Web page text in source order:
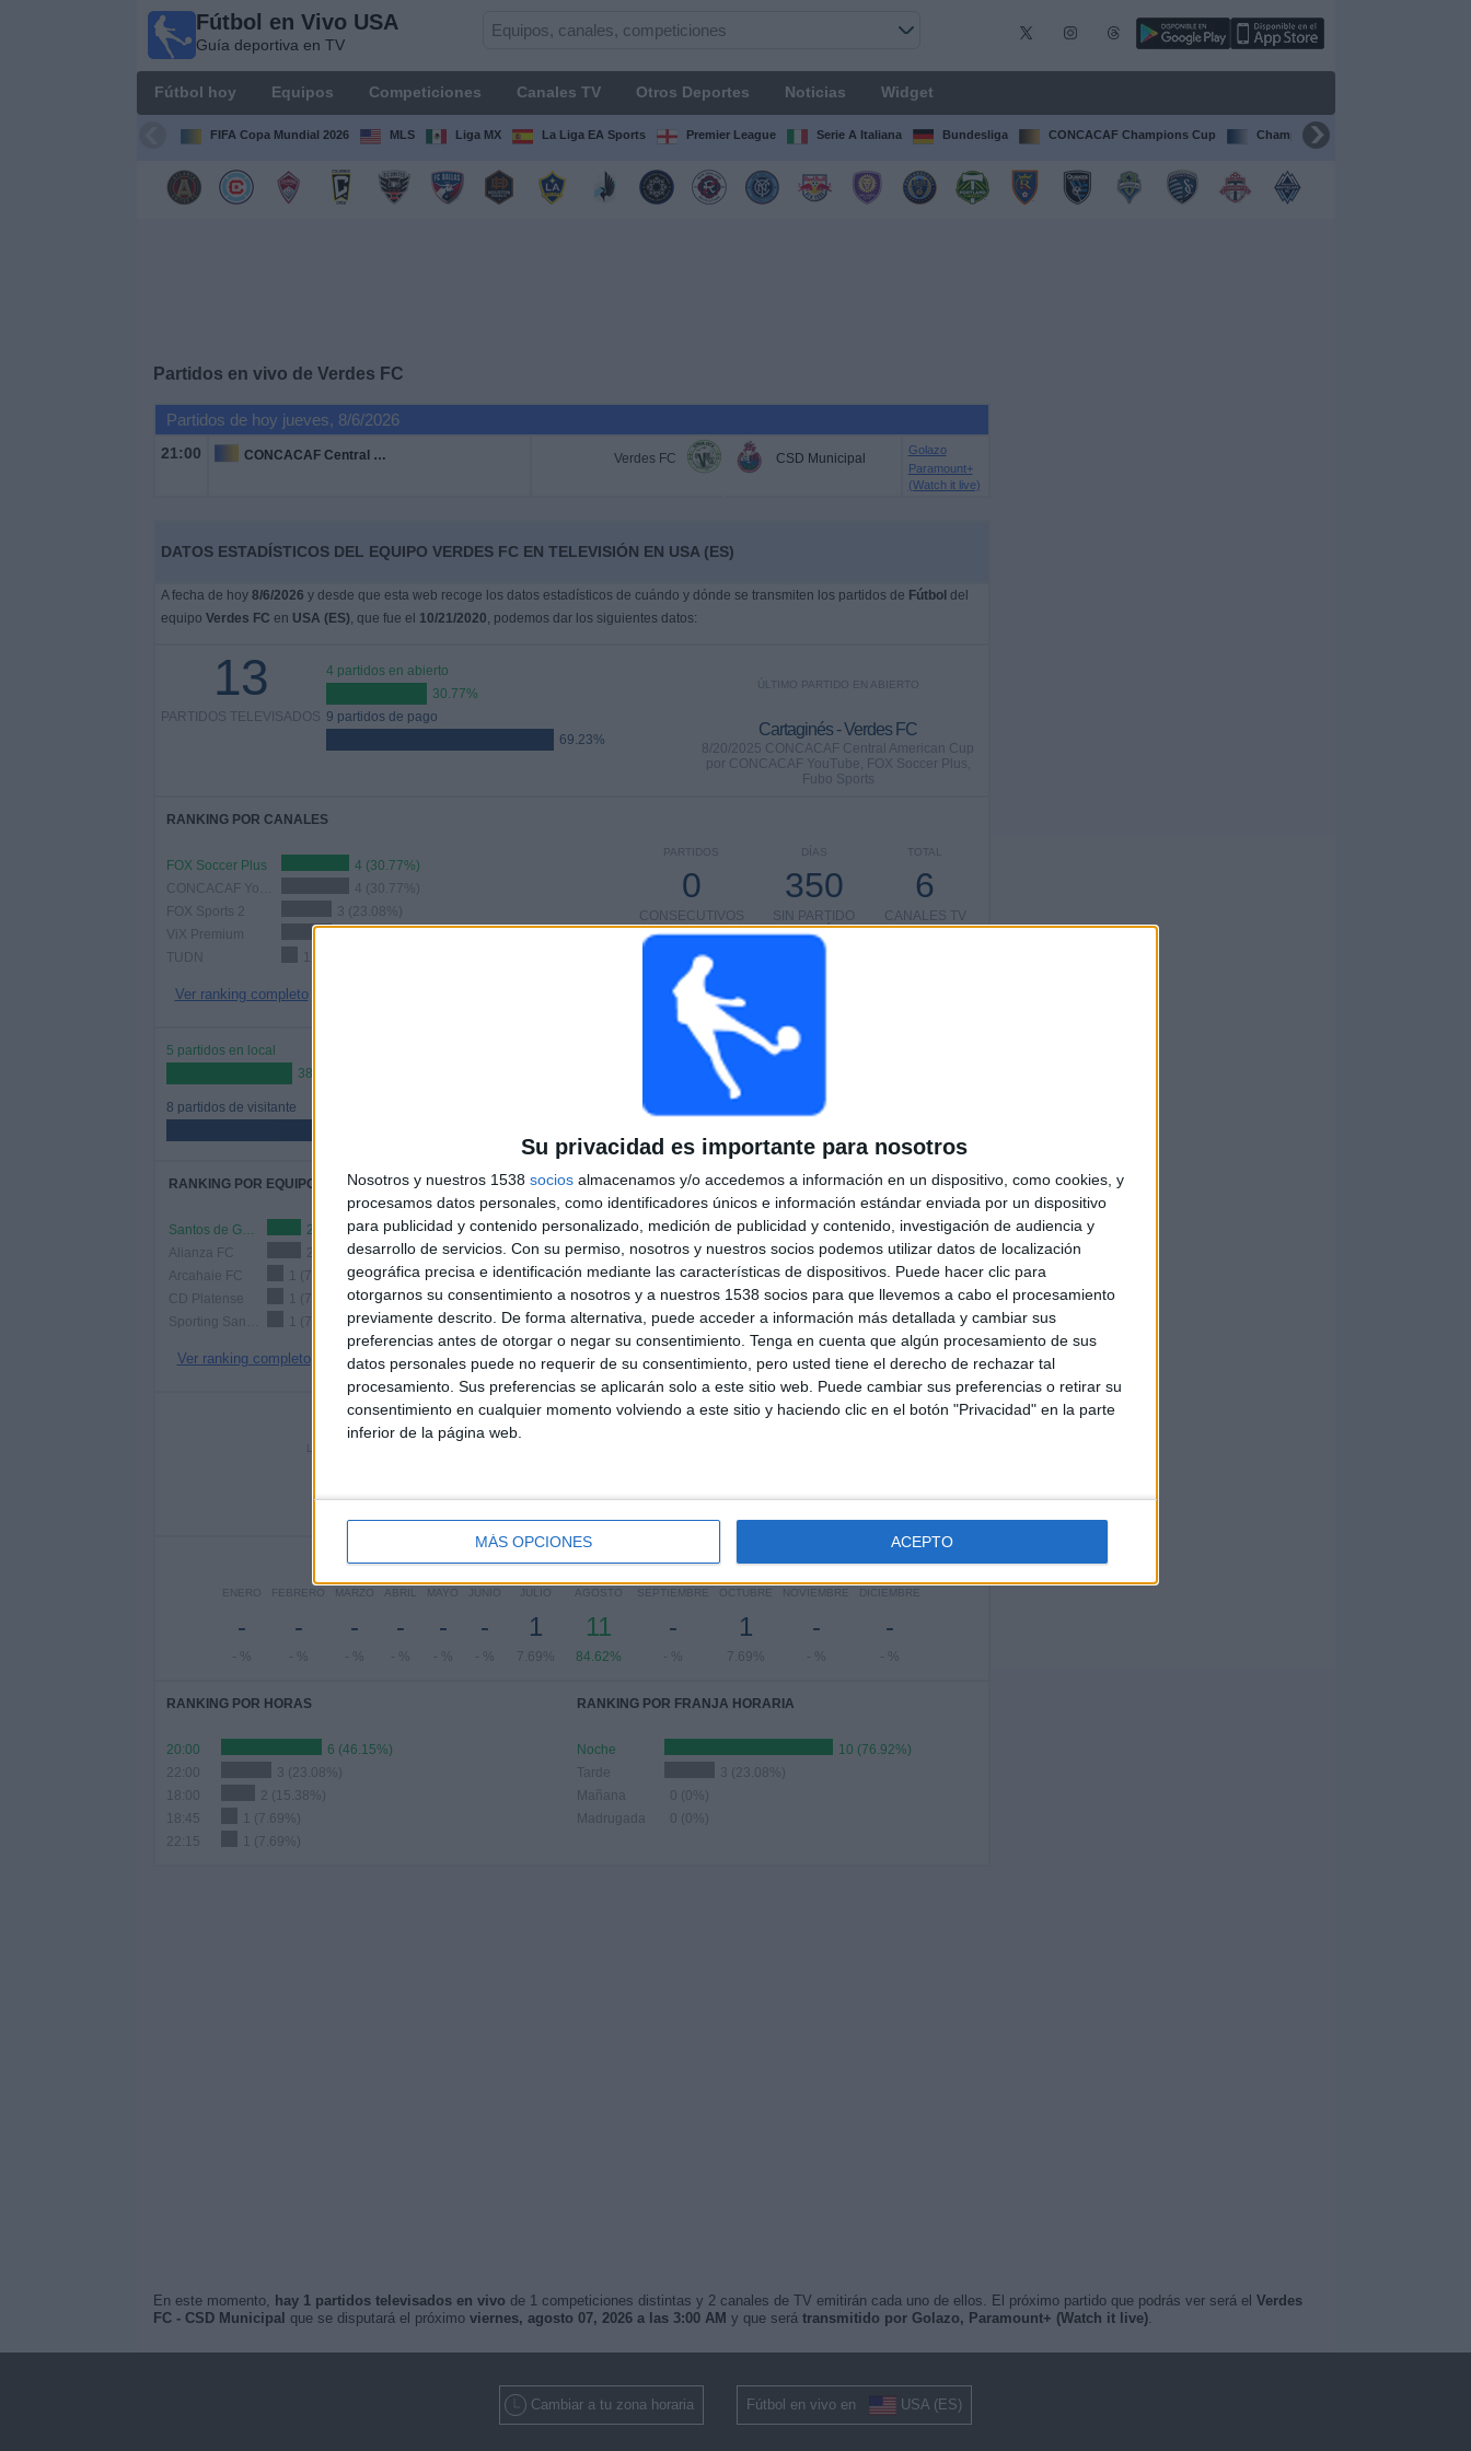
Su privacidad es importante para nosotros
Nosotros y nuestros 1538 socios almacenamos y/o accedemos a información en un dispositivo, como cookies, y
procesamos datos personales, como identificadores únicos e información estándar enviada por un dispositivo
para publicidad y contenido personalizado, medición de publicidad y contenido, investigación de audiencia y
desarrollo de servicios. Con su permiso, nosotros y nuestros socios podemos utilizar datos de localización
geográfica precisa e identificación mediante las características de dispositivos. Puede hacer clic para
otorgarnos su consentimiento a nosotros y a nuestros 1538 socios para que llevemos a cabo el procesamiento
previamente descrito. De forma alternativa, puede acceder a información más detallada y cambiar sus
preferencias antes de otorgar o negar su consentimiento. Tenga en cuenta que algún procesamiento de sus
datos personales puede no requerir de su consentimiento, pero usted tiene el derecho de rechazar tal
procesamiento. Sus preferencias se aplicarán solo a este sitio web. Puede cambiar sus preferencias o retirar su
consentimiento en cualquier momento volviendo a este sitio y haciendo clic en el botón "Privacidad" en la parte
inferior de la página web.
MÁS OPCIONES ACEPTO
Fútbol en Vivo USA
Guía deportiva en TV
Fútbol hoy Equipos Competiciones Canales TV Otros Deportes Noticias Widget
FIFA Copa Mundial 2026 MLS Liga MX La Liga EA Sports Premier League Serie A Italiana Bundesliga CONCACAF Champions Cup Champions League
Partidos en vivo de Verdes FC
Partidos de hoy jueves, 8/6/2026
21:00 CONCACAF Central American Cup Verdes FC CSD Municipal
Golazo
Paramount+
(Watch it live)
DATOS ESTADÍSTICOS DEL EQUIPO VERDES FC EN TELEVISIÓN EN USA (ES)
A fecha de hoy 8/6/2026 y desde que esta web recoge los datos estadísticos de cuándo y dónde se transmiten los partidos de Fútbol del
equipo Verdes FC en USA (ES), que fue el 10/21/2020, podemos dar los siguientes datos:
13
PARTIDOS TELEVISADOS
4 partidos en abierto
30.77%
9 partidos de pago
69.23%
ÚLTIMO PARTIDO EN ABIERTO
Cartaginés - Verdes FC
8/20/2025 CONCACAF Central American Cup
por CONCACAF YouTube, FOX Soccer Plus,
Fubo Sports
RANKING POR CANALES
FOX Soccer Plus
4 (30.77%)
4 (30.77%)
FOX Sports 2
3 (23.08%)
ViX Premium
TUDN
Ver ranking completo
TOTAL
6
CANALES TV
DÍAS
350
SIN PARTIDO
GRATUÍTO
PARTIDOS
0
CONSECUTIVOS
DE PAGO
5 partidos en local
38.46%
8 partidos de visitante
Guápiles
TOTAL
2
RANKING POR EQUIPOS
Santos de Guápiles
2 (15.38%)
Alianza FC
2 (15.38%)
Arcahaie FC
1 (7.69%)
CD Platense
1 (7.69%)
1 (7.69%)
Ver ranking completo
RANKING POR COMPETICIONES
CONCACAF Central American Cup
7 (53.85%)
Liga CONCACAF
6 (46.15%)
Ver ranking completo
Nº DE PARTIDOS POR DÍA DE LA SEMANA
Nº DE PARTIDOS POR MES
ENERO
-
- %
FEBRERO
-
- %
MARZO
-
- %
ABRIL
-
- %
MAYO
-
- %
JUNIO
-
- %
JULIO
1
7.69%
AGOSTO
11
84.62%
SEPTIEMBRE
-
- %
OCTUBRE
1
7.69%
NOVIEMBRE
-
- %
DICIEMBRE
-
- %
RANKING POR HORAS
20:00
6 (46.15%)
22:00
3 (23.08%)
18:00
2 (15.38%)
18:45
1 (7.69%)
22:15
1 (7.69%)
RANKING POR FRANJA HORARIA
Noche
10 (76.92%)
Tarde
3 (23.08%)
Mañana
0 (0%)
Madrugada
0 (0%)
En este momento, hay 1 partidos televisados en vivo de 1 competiciones distintas y 2 canales de TV emitirán cada uno de ellos. El próximo partido que podrás ver será el Verdes
FC - CSD Municipal que se disputará el próximo viernes, agosto 07, 2026 a las 3:00 AM y que será transmitido por Golazo, Paramount+ (Watch it live).
Cambiar a tu zona horaria Fútbol en vivo en USA (ES)